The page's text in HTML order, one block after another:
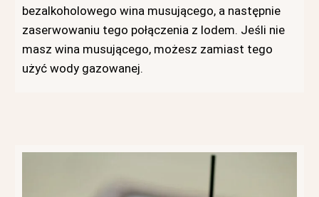
bezalkoholowego wina musującego, a następnie
zaserwowaniu tego połączenia z lodem. Jeśli nie
masz wina musującego, możesz zamiast tego
użyć wody gazowanej.